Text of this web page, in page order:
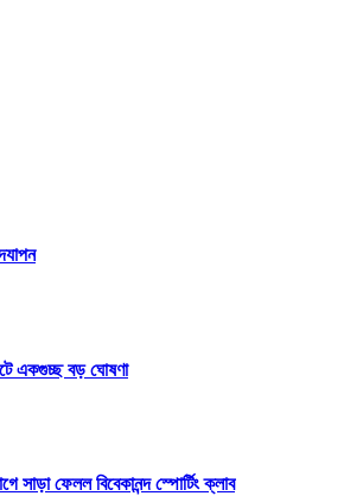
একগুচ্ছ বড় ঘোষণা
ফেলল বিবেকানন্দ স্পোর্টিং ক্লাব